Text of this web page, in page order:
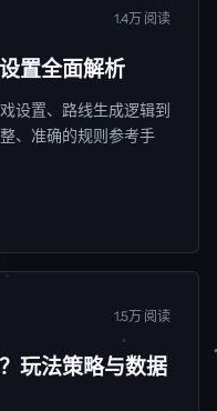
1.4万 阅读
置全面解析
设置、路线生成逻辑到
、准确的规则参考手
1.5万 阅读
玩法策略与数据